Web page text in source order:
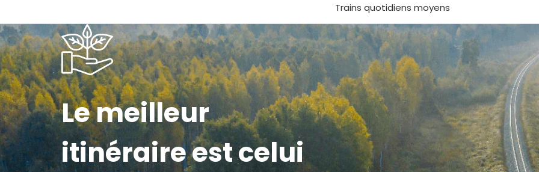
Trains quotidiens moyens
Le meilleur
itinéraire est celui